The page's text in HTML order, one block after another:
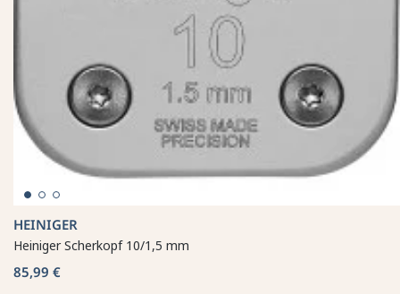
HEINIGER
Heiniger Scherkopf 10/1,5 mm
85,99 €